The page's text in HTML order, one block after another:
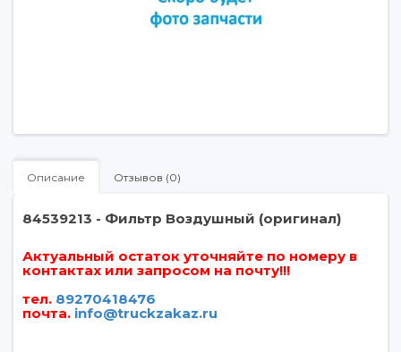
Описание Отзывов (0)
84539213 - Фильтр Воздушный (оригинал)
Актуальный остаток уточняйте по номеру в
контактах или запросом на почту!!!
тел. 89270418476
почта. info@truckzakaz.ru